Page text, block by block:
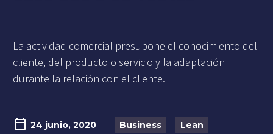
La actividad comercial presupone el conocimiento del
cliente, del producto o servicio y la adaptación
durante la relación con el cliente.
24 junio, 2020 Business Lean